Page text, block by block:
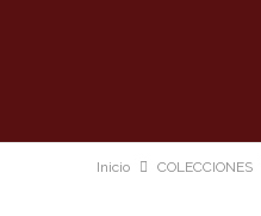
Inicio COLECCIONES